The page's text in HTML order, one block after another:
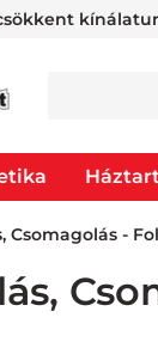
Csomagolás -